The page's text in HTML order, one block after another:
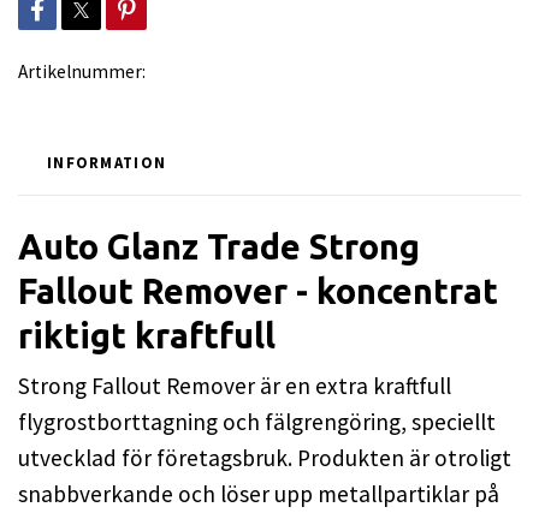
Artikelnummer:
INFORMATION
Auto Glanz Trade Strong
Fallout Remover - koncentrat
riktigt kraftfull
Strong Fallout Remover är en extra kraftfull
flygrostborttagning och fälgrengöring, speciellt
utvecklad för företagsbruk. Produkten är otroligt
snabbverkande och löser upp metallpartiklar på